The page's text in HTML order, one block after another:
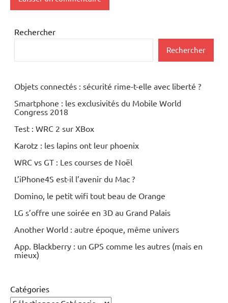
Rechercher
Rechercher
Objets connectés : sécurité rime-t-elle avec liberté ?
Smartphone : les exclusivités du Mobile World
Congress 2018
Test : WRC 2 sur XBox
Karotz : les lapins ont leur phoenix
WRC vs GT : Les courses de Noël
L’iPhone4S est-il l’avenir du Mac ?
Domino, le petit wifi tout beau de Orange
LG s’offre une soirée en 3D au Grand Palais
Another World : autre époque, même univers
App. Blackberry : un GPS comme les autres (mais en
mieux)
Catégories